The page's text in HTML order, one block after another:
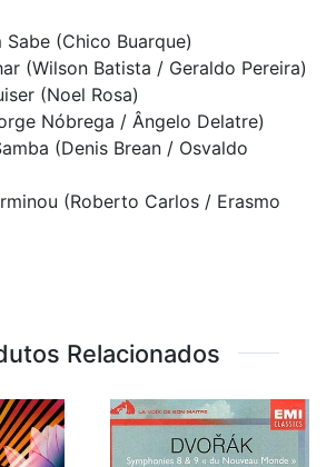
Sabe (Chico Buarque)
(Wilson Batista / Geraldo Pereira)
(Noel Rosa)
Nóbrega / Ângelo Delatre)
(Denis Brean / Osvaldo
(Roberto Carlos / Erasmo
Relacionados